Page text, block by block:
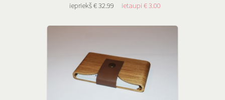
iepriekš € 32.99 ietaupi € 3.00